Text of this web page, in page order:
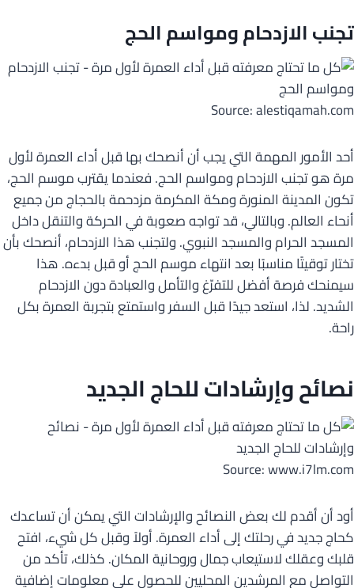
تجنب الازدحام ومواسم الحج
Source: alestiqamah.com
أحد الأمور المهمة التي يجب أن أنصحك بها قبل أداء العمرة لأول
مرة هو تجنب الازدحام ومواسم الحج. فعندما يقترب موسم الحج،
تكون المدينة المنورة ومكة المكرمة مزدحمة بالحجاج من جميع
أنحاء العالم. وبالتالي، قد تواجه صعوبة في الحركة والتنقل داخل
المسجد الحرام والمسجد النبوي. ولتجنب هذا الازدحام، أنصحك بأن
تختار توقيتًا مناسبًا بعد انتهاء موسم الحج أو قبل بدءه. هذا
سيمنحك فرصة أفضل للتفرّغ والتأمل والعبادة دون الازدحام
الشديد. لذا، استعد جيدًا قبل السفر واستمتع بتجربة العمرة بكل
راحة.
نصائح وإرشادات للحاج الجديد
Source: www.i7lm.com
أود أن أقدم لك بعض النصائح والإرشادات التي يمكن أن تساعدك
كحاج جديد في رحلتك إلى أداء العمرة. أولاً وقبل كل شيء، افتح
قلبك وعقلك لاستيعاب جمال وروحانية المكان. كذلك، تأكد من
التواصل مع المرشدين المحليين للحصول على معلومات إضافية